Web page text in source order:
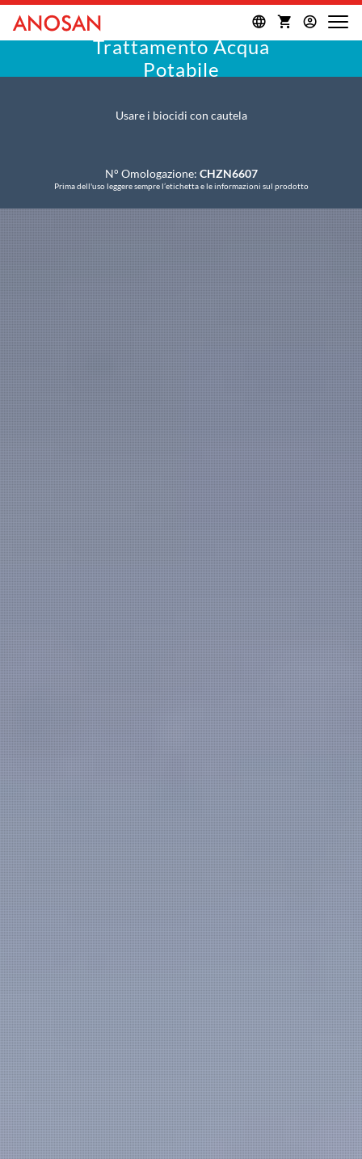
Trattamento Acqua
Potabile
Usare i biocidi con cautela
N° Omologazione: CHZN6607
Prima dell'uso leggere sempre l’etichetta e le informazioni sul prodotto